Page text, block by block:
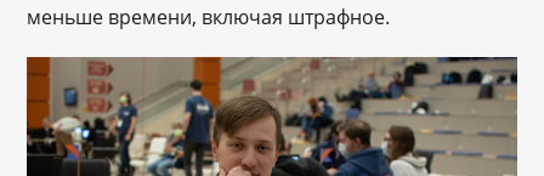
меньше времени, включая штрафное.